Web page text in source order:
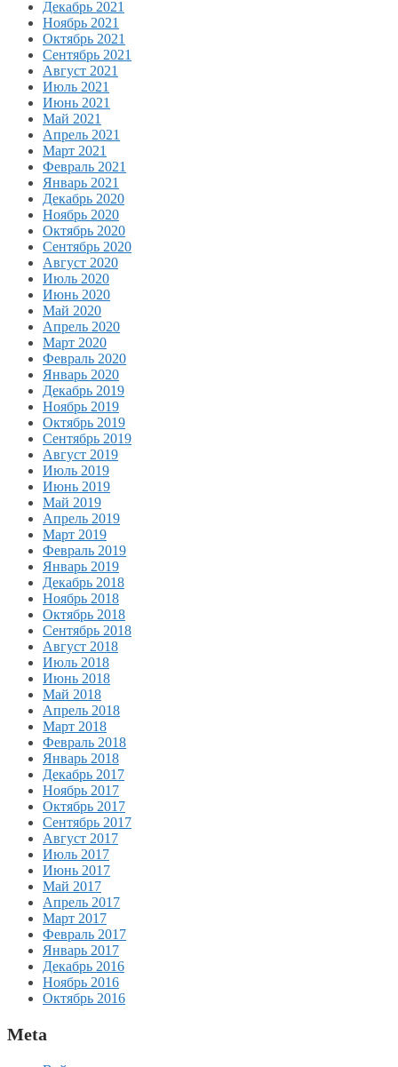
Декабрь 2021
Ноябрь 2021
Октябрь 2021
Сентябрь 2021
Август 2021
Июль 2021
Июнь 2021
Май 2021
Апрель 2021
Март 2021
Февраль 2021
Январь 2021
Декабрь 2020
Ноябрь 2020
Октябрь 2020
Сентябрь 2020
Август 2020
Июль 2020
Июнь 2020
Май 2020
Апрель 2020
Март 2020
Февраль 2020
Январь 2020
Декабрь 2019
Ноябрь 2019
Октябрь 2019
Сентябрь 2019
Август 2019
Июль 2019
Июнь 2019
Май 2019
Апрель 2019
Март 2019
Февраль 2019
Январь 2019
Декабрь 2018
Ноябрь 2018
Октябрь 2018
Сентябрь 2018
Август 2018
Июль 2018
Июнь 2018
Май 2018
Апрель 2018
Март 2018
Февраль 2018
Январь 2018
Декабрь 2017
Ноябрь 2017
Октябрь 2017
Сентябрь 2017
Август 2017
Июль 2017
Июнь 2017
Май 2017
Апрель 2017
Март 2017
Февраль 2017
Январь 2017
Декабрь 2016
Ноябрь 2016
Октябрь 2016
Meta